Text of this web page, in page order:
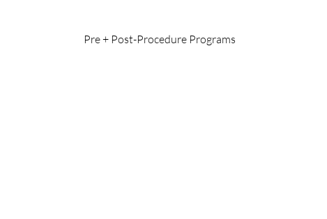
Pre + Post-Procedure Programs